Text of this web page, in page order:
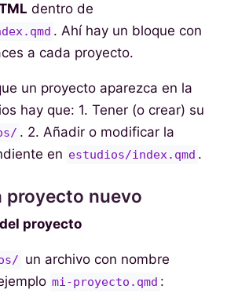
dentro de
. Ahí hay un bloque con
a cada proyecto.
un proyecto aparezca en la
hay que: 1. Tener (o crear) su
. 2. Añadir o modificar la
en estudios/index.qmd .
proyecto nuevo
proyecto
un archivo con nombre
mi-proyecto.qmd :